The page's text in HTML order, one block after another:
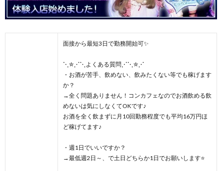
面接から最短3日で勤務開始可✨
⋱✮⋰⋱よくある質問⋰⋱✮⋰
・お酒が苦手、飲めない、飲みたくない等でも稼げます
か？
→全く問題ありません！コンカフェなのでお酒飲める飲
めないは気にしなくてOKです♪
お酒を全く飲まずに月10回勤務程度でも平均16万円ほ
ど稼げてます♪
・週1日でいいですか？
→最低週2日～、で土日どちらか1日でお願いします⭐️